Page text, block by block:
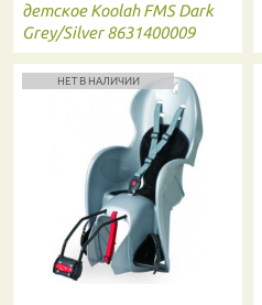
детское Koolah FMS Dark
Grey/Silver 8631400009
НЕТ В НАЛИЧИИ